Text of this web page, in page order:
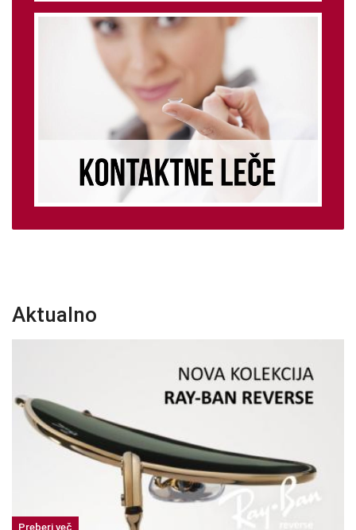
Aktualno
Preberi več